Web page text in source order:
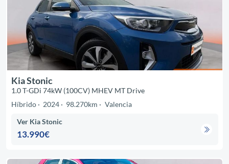
Kia Stonic
1.0 T-GDi 74kW (100CV) MHEV MT Drive
Híbrido
2024 98.270km Valencia
Ver Kia Stonic
13.990€